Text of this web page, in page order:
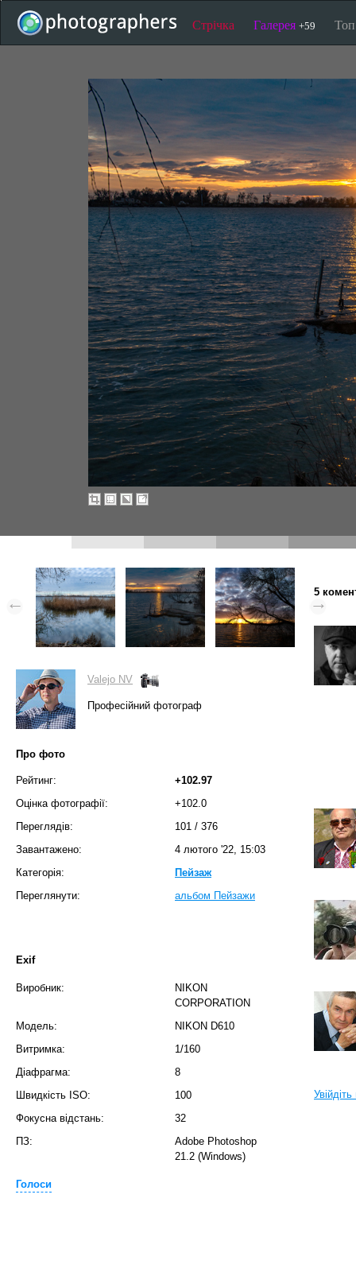
Стрічка Галерея +59
Valejo NV
Професійний фотограф
Про фото
Рейтинг:
+102.97
Оцінка фотографії:
+102.0
Переглядів:
101 / 376
Завантажено:
4 лютого '22, 15:03
Категорія:
Пейзаж
Переглянути:
альбом Пейзажи
Exif
Виробник:
NIKON
CORPORATION
Модель:
NIKON D610
Витримка:
1/160
Діафрагма:
8
Швидкість ISO:
100
Фокусна відстань:
32
ПЗ:
Adobe Photoshop
21.2 (Windows)
Голоси
5